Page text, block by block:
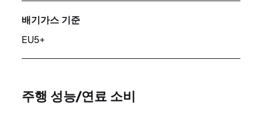
배기가스 기준
EU5+
주행 성능/연료 소비